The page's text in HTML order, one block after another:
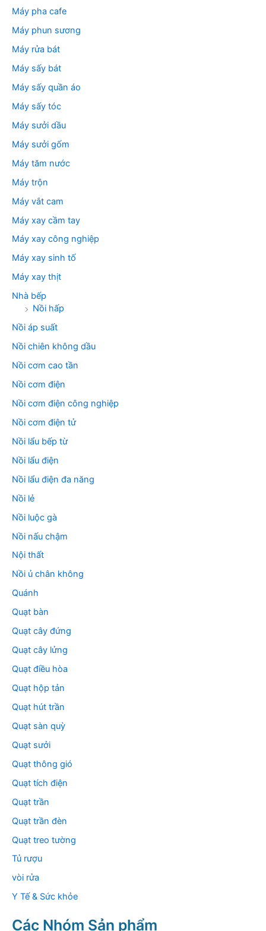
Máy pha cafe
Máy phun sương
Máy rửa bát
Máy sấy bát
Máy sấy quần áo
Máy sấy tóc
Máy sưởi dầu
Máy sưởi gốm
Máy tăm nước
Máy trộn
Máy vắt cam
Máy xay cầm tay
Máy xay công nghiệp
Máy xay sinh tố
Máy xay thịt
Nhà bếp
Nồi hấp
Nồi áp suất
Nồi chiên không dầu
Nồi cơm cao tần
Nồi cơm điện
Nồi cơm điện công nghiệp
Nồi cơm điện tử
Nồi lẩu bếp từ
Nồi lẩu điện
Nồi lẩu điện đa năng
Nồi lẻ
Nồi luộc gà
Nồi nấu chậm
Nội thất
Nồi ủ chân không
Quánh
Quạt bàn
Quạt cây đứng
Quạt cây lửng
Quạt điều hòa
Quạt hộp tản
Quạt hút trần
Quạt sàn quỳ
Quạt sưởi
Quạt thông gió
Quạt tích điện
Quạt trần
Quạt trần đèn
Quạt treo tường
Tủ rượu
vòi rửa
Y Tế & Sức khỏe
Các Nhóm Sản phẩm